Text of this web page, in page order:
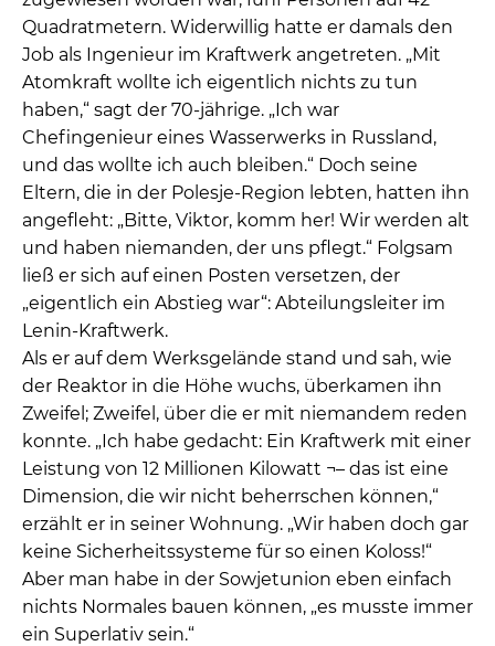
Quadratmetern. Widerwillig hatte er damals den
Job als Ingenieur im Kraftwerk angetreten. „Mit
Atomkraft wollte ich eigentlich nichts zu tun
haben,“ sagt der 70-jährige. „Ich war
Chefingenieur eines Wasserwerks in Russland,
und das wollte ich auch bleiben.“ Doch seine
Eltern, die in der Polesje-Region lebten, hatten ihn
angefleht: „Bitte, Viktor, komm her! Wir werden alt
und haben niemanden, der uns pflegt.“ Folgsam
ließ er sich auf einen Posten versetzen, der
„eigentlich ein Abstieg war“: Abteilungsleiter im
Lenin-Kraftwerk.
Als er auf dem Werksgelände stand und sah, wie
der Reaktor in die Höhe wuchs, überkamen ihn
Zweifel; Zweifel, über die er mit niemandem reden
konnte. „Ich habe gedacht: Ein Kraftwerk mit einer
Leistung von 12 Millionen Kilowatt ¬– das ist eine
Dimension, die wir nicht beherrschen können,“
erzählt er in seiner Wohnung. „Wir haben doch gar
keine Sicherheitssysteme für so einen Koloss!“
Aber man habe in der Sowjetunion eben einfach
nichts Normales bauen können, „es musste immer
ein Superlativ sein.“